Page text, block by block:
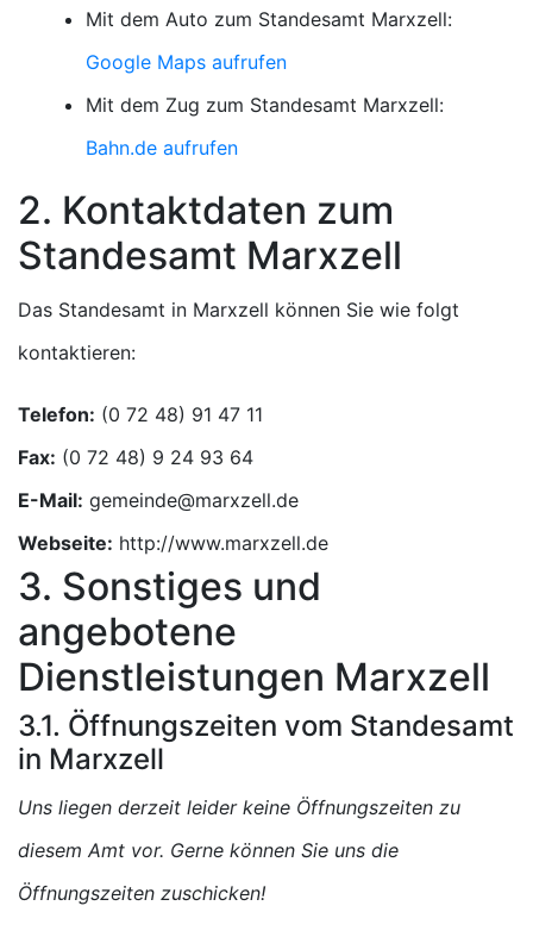
Mit dem Auto zum Standesamt Marxzell:
Google Maps aufrufen
Mit dem Zug zum Standesamt Marxzell:
Bahn.de aufrufen
2. Kontaktdaten zum
Standesamt Marxzell
Das Standesamt in Marxzell können Sie wie folgt
kontaktieren:
Telefon:
Fax:
E-Mail:
Webseite: http://www.marxzell.de
3. Sonstiges und
angebotene
Dienstleistungen Marxzell
3.1. Öffnungszeiten vom Standesamt
in Marxzell
Uns liegen derzeit leider keine Öffnungszeiten zu
diesem Amt vor. Gerne können Sie uns die
Öffnungszeiten zuschicken!